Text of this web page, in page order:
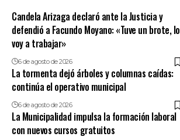
Candela Arizaga declaró ante la Justicia y
defendió a Facundo Moyano: «Tuve un brote, lo
voy a trabajar»
6 de agosto de 2026
La tormenta dejó árboles y columnas caídas:
continúa el operativo municipal
6 de agosto de 2026
La Municipalidad impulsa la formación laboral
con nuevos cursos gratuitos